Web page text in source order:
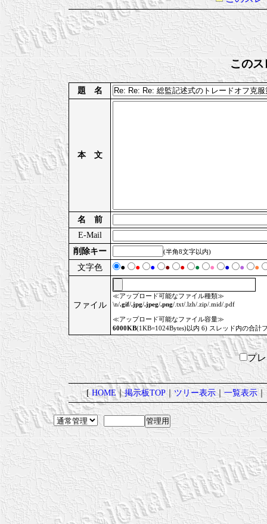
このス
題 名
本 文
名 前
E-Mail
削除キー
(半角8文字以内)
文字色 ● ● ● ● ● ● ● ● ● ●
ファイル
≪アップロード可能なファイル種類≫
\n/.gif/.jpg/.jpeg/.png/.txt/.lzh/.zip/.mid/.pdf
≪アップロード可能なファイル容量≫
6000KB(1KB=1024Bytes)以内 6) スレッド内の合計
プ
[HOME｜掲示板TOP｜ツリー表示｜一覧表示｜